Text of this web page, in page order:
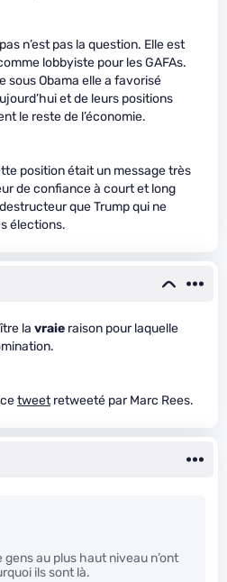
n’est pas la question. Elle est
lobbyiste pour les GAFAs.
sous Obama elle a favorisé
et de leurs positions
le reste de l’économie.
position était un message très
de confiance à court et long
que Trump qui ne
élections.
la vraie raison pour laquelle
tweetretweeté par Marc Rees.
au plus haut niveau n’ont
ils sont là.